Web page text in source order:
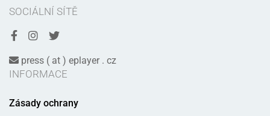
SOCIÁLNÍ SÍTĚ
press ( at ) eplayer . cz
INFORMACE
Zásady ochrany